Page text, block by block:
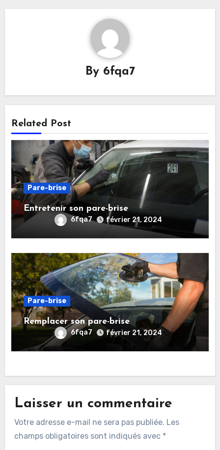
By 6fqa7
Related Post
Pare-brise
Entretenir son pare-brise
6fqa7 février 21, 2024
Pare-brise
Remplacer son pare-brise
6fqa7 février 21, 2024
Laisser un commentaire
Votre adresse e-mail ne sera pas publiée. Les
champs obligatoires sont indiqués avec *